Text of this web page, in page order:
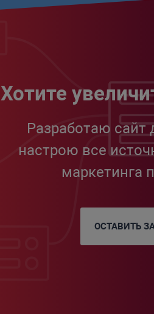
Хотите
Разработаю сайт
настрою все
маркетинга
ОСТАВИТЬ